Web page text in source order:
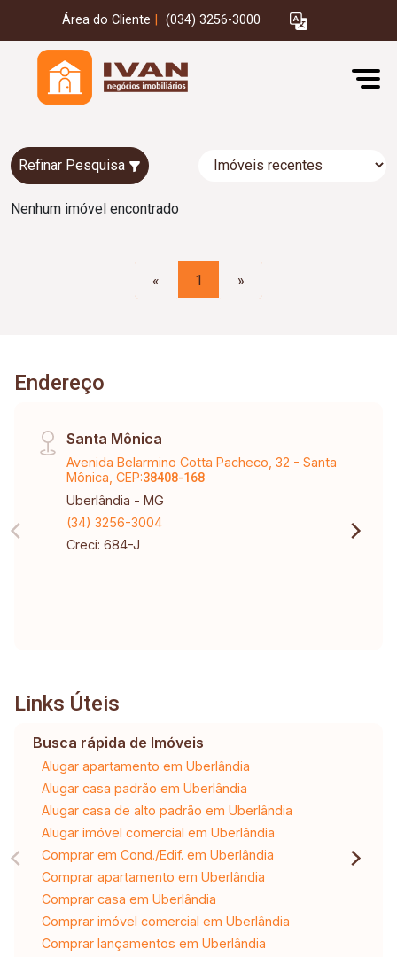
Área do Cliente (034) 3256-3000
Refinar Pesquisa
Nenhum imóvel encontrado
« 1 »
Endereço
Santa Mônica
Avenida Belarmino Cotta Pacheco, 32 - Santa
Mônica, CEP:38408-168
Uberlândia - MG
(34) 3256-3004
Creci: 684-J
Links Úteis
Busca rápida de Imóveis
Alugar apartamento em Uberlândia
Alugar casa padrão em Uberlândia
Alugar casa de alto padrão em Uberlândia
Alugar imóvel comercial em Uberlândia
Comprar em Cond./Edif. em Uberlândia
Comprar apartamento em Uberlândia
Comprar casa em Uberlândia
Comprar imóvel comercial em Uberlândia
Comprar lançamentos em Uberlândia